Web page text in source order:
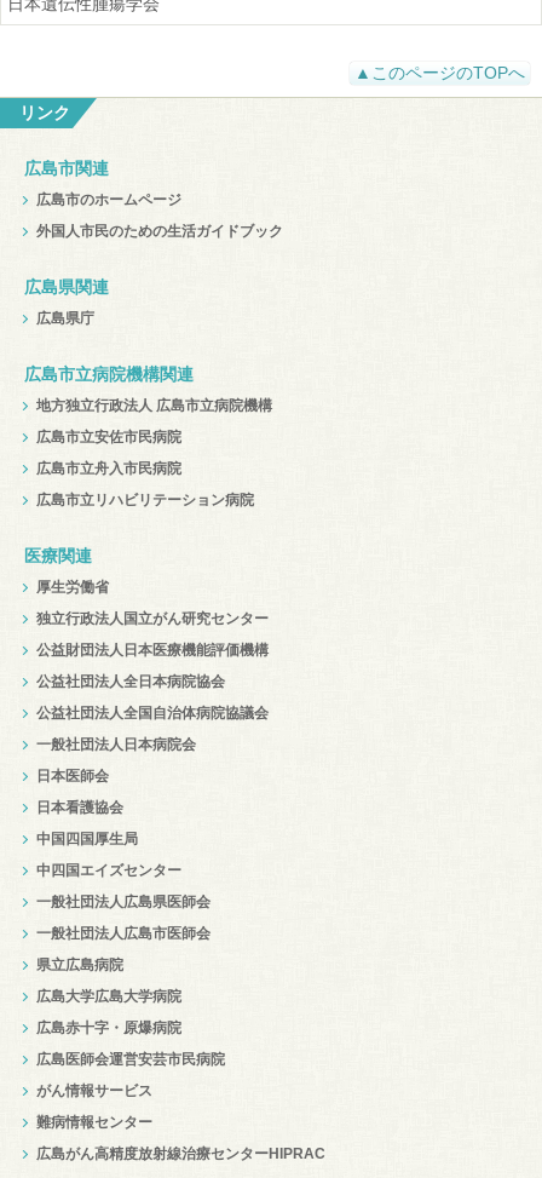
日本遺伝性腫瘍学会
▲このページのTOPへ
リンク
広島市関連
広島市のホームページ
外国人市民のための生活ガイドブック
広島県関連
広島県庁
広島市立病院機構関連
地方独立行政法人 広島市立病院機構
広島市立安佐市民病院
広島市立舟入市民病院
広島市立リハビリテーション病院
医療関連
厚生労働省
独立行政法人国立がん研究センター
公益財団法人日本医療機能評価機構
公益社団法人全日本病院協会
公益社団法人全国自治体病院協議会
一般社団法人日本病院会
日本医師会
日本看護協会
中国四国厚生局
中四国エイズセンター
一般社団法人広島県医師会
一般社団法人広島市医師会
県立広島病院
広島大学広島大学病院
広島赤十字・原爆病院
広島医師会運営安芸市民病院
がん情報サービス
難病情報センター
広島がん高精度放射線治療センターHIPRAC